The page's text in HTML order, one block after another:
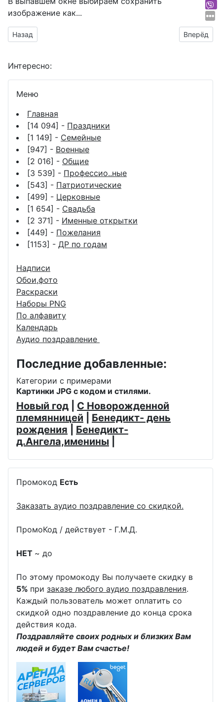
изображение как...
Предыдущий материал: поздравить ведущего с
Назад Вперёд
Интересно:
Меню
Главная
[14 094] - Праздники
[1 149] - Семейные
[947] - Военные
[2 016] - Общие
[3 539] - Профессио..ные
[543] - Патриотические
[499] - Церковные
[1 654] - Свадьба
[2 371] - Именные открытки
[449] - Пожелания
[1153] - ДР по годам
Надписи
Обои,фото
Раскраски
Наборы PNG
По алфавиту
Календарь
Аудио поздравление
Последние добавленные:
Категории с примерами
Картинки JPG с кодом и стилями.
Новый год
С Новорожденной
племянницей
Бенедикт- день
рождения
Бенедикт-
д.Ангела,именины
Промокод Есть
Заказать аудио поздравление со скидкой.
ПромоКод / действует - Г.М.Д.
НЕТ ~ до
По этому промокоду Вы получаете скидку в
5% при заказе любого аудио поздравления.
Каждый пользователь может оплатить со
скидкой одно поздравление до конца срока
действия кода.
Поздравляйте своих родных и близких Вам
людей и будет Вам счастье!